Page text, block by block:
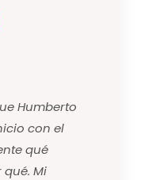
Humberto
con el
qué
Mi